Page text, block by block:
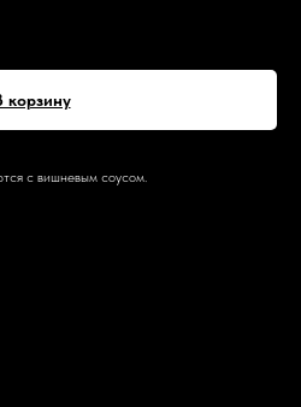
корзину
с вишневым соусом.